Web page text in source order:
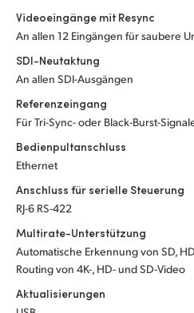
South Africa
Sweden
Chinese Taipei
Turkey
UAE
United Kingdom
United States
Videoeingänge mit Resync
An allen 12 Eingängen für saubere
SDI-Neutaktung
An allen SDI-Ausgängen
Referenzeingang
Für Tri-Sync- oder Black-Burst-
Bedienpultanschluss
Ethernet
Anschluss für serielle Steuerung
RJ-6 RS-422
Multirate-Unterstützung
Automatische Erkennung von SD,
Routing von 4K-, HD- und SD-Video
Aktualisierungen